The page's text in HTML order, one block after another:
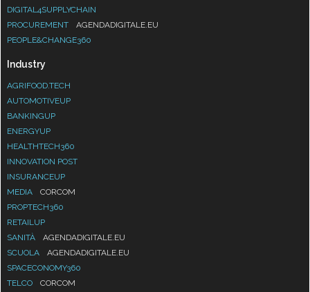
DIGITAL4SUPPLYCHAIN
PROCUREMENT
AGENDADIGITALE.EU
PEOPLE&CHANGE360
Industry
AGRIFOOD.TECH
AUTOMOTIVEUP
BANKINGUP
ENERGYUP
HEALTHTECH360
INNOVATION POST
INSURANCEUP
MEDIA
CORCOM
PROPTECH360
RETAILUP
SANITÀ
AGENDADIGITALE.EU
SCUOLA
AGENDADIGITALE.EU
SPACECONOMY360
TELCO
CORCOM